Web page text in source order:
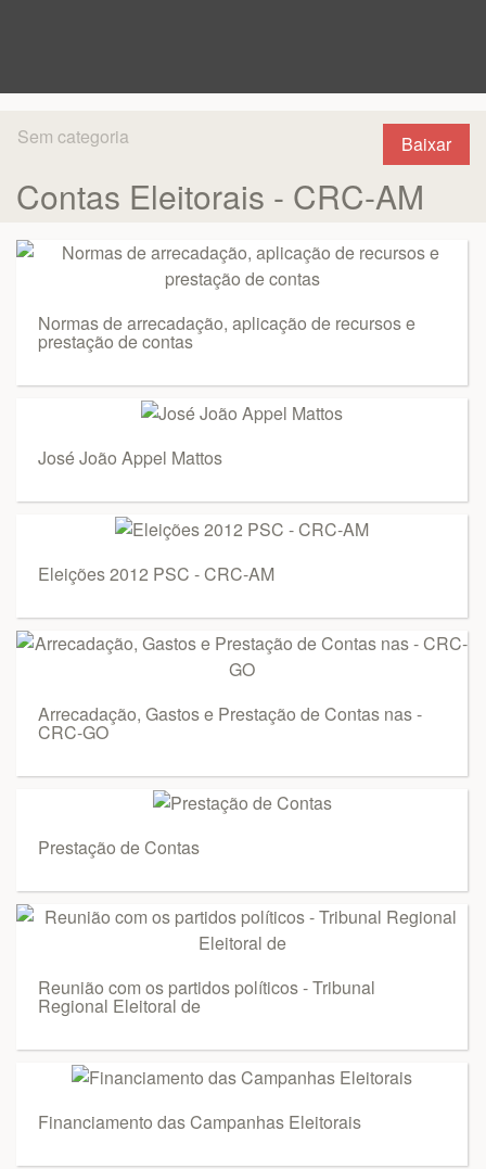
Baixar
Sem categoria
Contas Eleitorais - CRC-AM
Normas de arrecadação, aplicação de recursos e
prestação de contas
José João Appel Mattos
Eleições 2012 PSC - CRC-AM
Arrecadação, Gastos e Prestação de Contas nas -
CRC-GO
Prestação de Contas
Reunião com os partidos políticos - Tribunal
Regional Eleitoral de
Financiamento das Campanhas Eleitorais